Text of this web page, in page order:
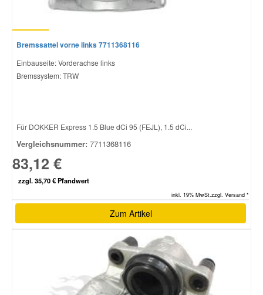
Bremssattel vorne links 7711368116
Einbauseite: Vorderachse links
Bremssystem: TRW
Für DOKKER Express 1.5 Blue dCi 95 (FEJL), 1.5 dCi...
Vergleichsnummer: 7711368116
83,12 €
zzgl. 35,70 € Pfandwert
inkl. 19% MwSt.zzgl. Versand *
Zum Artikel